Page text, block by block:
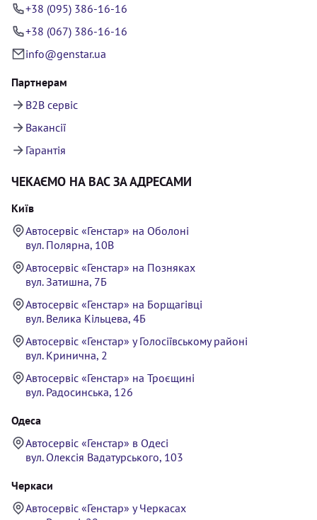
+38 (095) 386-16-16
+38 (067) 386-16-16
info@genstar.ua
Партнерам
B2B сервіс
Вакансії
Гарантія
ЧЕКАЄМО НА ВАС ЗА АДРЕСАМИ
Київ
Автосервіс «Генстар» на Оболоні
вул. Полярна, 10В
Автосервіс «Генстар» на Позняках
вул. Затишна, 7Б
Автосервіс «Генстар» на Борщагівці
вул. Велика Кільцева, 4Б
Автосервіс «Генстар» у Голосіївському районі
вул. Кринична, 2
Автосервіс «Генстар» на Троєщині
вул. Радосинська, 126
Одеса
Автосервіс «Генстар» в Одесі
вул. Олексія Вадатурського, 103
Черкаси
Автосервіс «Генстар» у Черкасах